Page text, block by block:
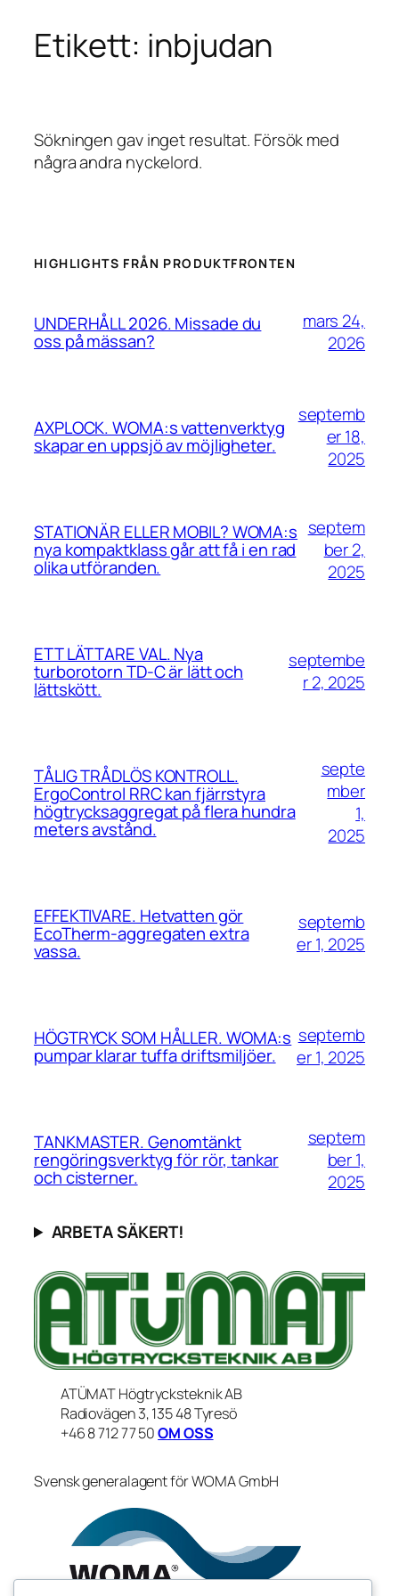
HoppaEtikett: inbjudan
Sökningen gav inget resultat. Försök med
några andra nyckelord.
HIGHLIGHTS FRÅN PRODUKTFRONTEN
UNDERHÅLL 2026. Missade du
oss på mässan?
mars 24,
2026
AXPLOCK. WOMA:s vattenverktyg
skapar en uppsjö av möjligheter.
septemb
er 18,
2025
STATIONÄR ELLER MOBIL? WOMA:s
nya kompaktklass går att få i en rad
olika utföranden.
septem
ber 2,
2025
ETT LÄTTARE VAL. Nya
turborotorn TD-C är lätt och
lättskött.
septembe
r 2, 2025
TÅLIG TRÅDLÖS KONTROLL.
ErgoControl RRC kan fjärrstyra
högtrycksaggregat på flera hundra
meters avstånd.
septe
mber
1,
2025
EFFEKTIVARE. Hetvatten gör
EcoTherm-aggregaten extra
vassa.
septemb
er 1, 2025
HÖGTRYCK SOM HÅLLER. WOMA:s
pumpar klarar tuffa driftsmiljöer.
septemb
er 1, 2025
TANKMASTER. Genomtänkt
rengöringsverktyg för rör, tankar
och cisterner.
septem
ber 1,
2025
ARBETA SÄKERT!
ATÜMAT Högtrycksteknik AB
Radiovägen 3, 135 48 Tyresö
+46 8 712 77 50OM OSS
Svensk generalagent för WOMA GmbH